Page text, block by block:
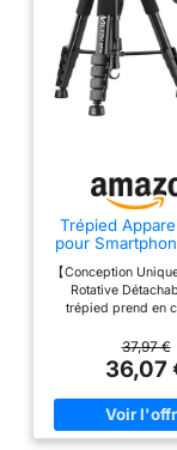
Trépied
pour
185cm Trépied
【Conception
Rotative
trépied prend en
mouvement
(dévissez la
sens inverse des
d'une montre) et la
latérale à 90 °. La
trois voies peut être
37,97 €
36,07